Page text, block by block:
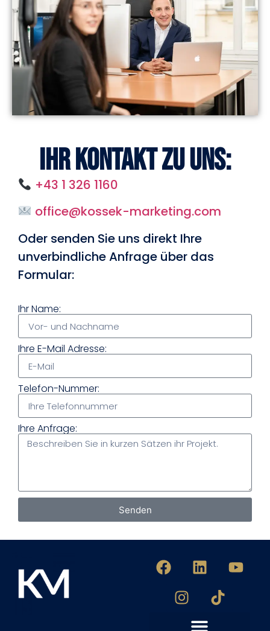
Ihr Kontakt zu uns:
+43 1 326 1160
office@kossek-marketing.com
Oder senden Sie uns direkt Ihre
unverbindliche Anfrage über das
Formular:
Ihr Name:
Ihre E-Mail Adresse:
Telefon-Nummer:
Ihre Anfrage:
Senden